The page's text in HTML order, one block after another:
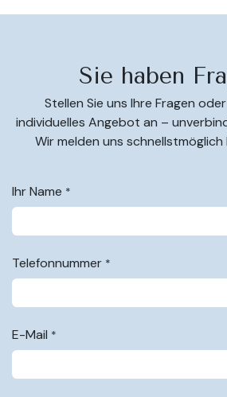
Sie haben
Stellen Sie uns Ihre Fragen
individuelles Angebot an –
Wir melden uns schnellstmöglich
Ihr Name *
Telefonnummer *
E-Mail *